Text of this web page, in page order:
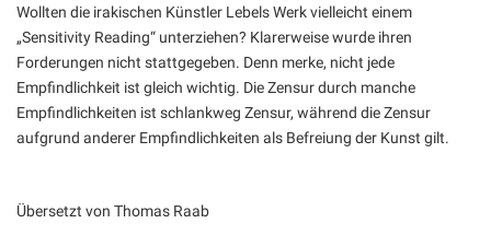
Wollten die irakischen Künstler Lebels Werk vielleicht einem
„Sensitivity Reading“ unterziehen? Klarerweise wurde ihren
Forderungen nicht stattgegeben. Denn merke, nicht jede
Empfindlichkeit ist gleich wichtig. Die Zensur durch manche
Empfindlichkeiten ist schlankweg Zensur, während die Zensur
aufgrund anderer Empfindlichkeiten als Befreiung der Kunst gilt.
Übersetzt von Thomas Raab